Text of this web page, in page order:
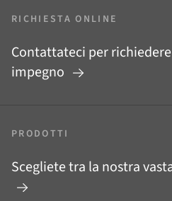
RICHIESTA ONLINE
Contattateci per
impegno
PRODOTTI
Scegliete tra la nostra